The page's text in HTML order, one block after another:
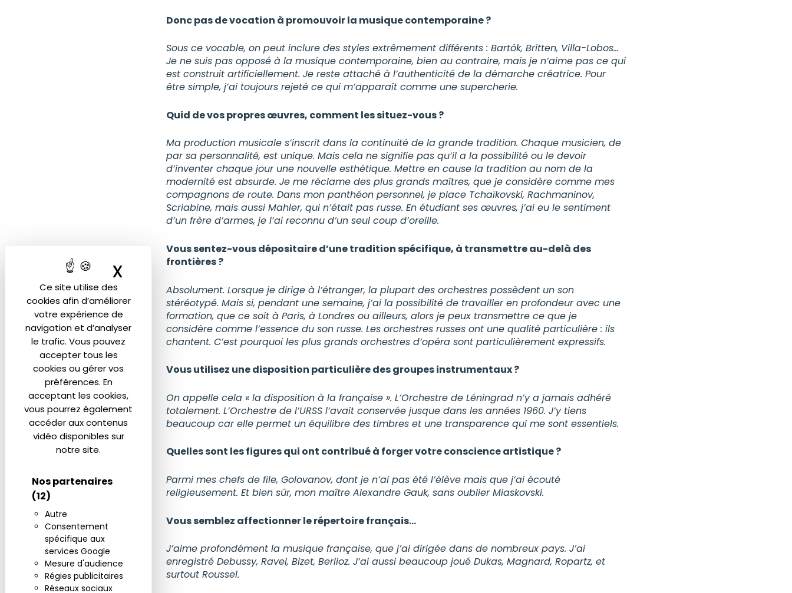
Ce site utilise des
cookies afin d’améliorer
votre expérience de
navigation et d’analyser
le trafic. Vous pouvez
accepter tous les
cookies ou gérer vos
préférences. En
acceptant les cookies,
vous pourrez également
accéder aux contenus
vidéo disponibles sur
notre site.
Nos partenaires
(12)
Autre
Consentement
spécifique aux
services Google
Mesure d'audience
Régies publicitaires
Réseaux sociaux
X Masquer le bandeau des cookies
Donc pas de vocation à promouvoir la musique contemporaine ?
Sous ce vocable, on peut inclure des styles extrêmement différents : Bartók, Britten, Villa-Lobos…
Je ne suis pas opposé à la musique contemporaine, bien au contraire, mais je n’aime pas ce qui
est construit artificiellement. Je reste attaché à l’authenticité de la démarche créatrice. Pour
être simple, j’ai toujours rejeté ce qui m’apparaît comme une supercherie.
Quid de vos propres œuvres, comment les situez-vous ?
Ma production musicale s’inscrit dans la continuité de la grande tradition. Chaque musicien, de
par sa personnalité, est unique. Mais cela ne signifie pas qu’il a la possibilité ou le devoir
d’inventer chaque jour une nouvelle esthétique. Mettre en cause la tradition au nom de la
modernité est absurde. Je me réclame des plus grands maîtres, que je considère comme mes
compagnons de route. Dans mon panthéon personnel, je place Tchaïkovski, Rachmaninov,
Scriabine, mais aussi Mahler, qui n’était pas russe. En étudiant ses œuvres, j’ai eu le sentiment
d’un frère d’armes, je l’ai reconnu d’un seul coup d’oreille.
Vous sentez-vous dépositaire d’une tradition spécifique, à transmettre au-delà des
frontières ?
Absolument. Lorsque je dirige à l’étranger, la plupart des orchestres possèdent un son
stéréotypé. Mais si, pendant une semaine, j’ai la possibilité de travailler en profondeur avec une
formation, que ce soit à Paris, à Londres ou ailleurs, alors je peux transmettre ce que je
considère comme l’essence du son russe. Les orchestres russes ont une qualité particulière : ils
chantent. C’est pourquoi les plus grands orchestres d’opéra sont particulièrement expressifs.
Vous utilisez une disposition particulière des groupes instrumentaux ?
On appelle cela « la disposition à la française ». L’Orchestre de Léningrad n’y a jamais adhéré
totalement. L’Orchestre de l’URSS l’avait conservée jusque dans les années 1960. J’y tiens
beaucoup car elle permet un équilibre des timbres et une transparence qui me sont essentiels.
Quelles sont les figures qui ont contribué à forger votre conscience artistique ?
Parmi mes chefs de file, Golovanov, dont je n’ai pas été l’élève mais que j’ai écouté
religieusement. Et bien sûr, mon maître Alexandre Gauk, sans oublier Miaskovski.
Vous semblez affectionner le répertoire français…
J’aime profondément la musique française, que j’ai dirigée dans de nombreux pays. J’ai
enregistré Debussy, Ravel, Bizet, Berlioz. J’ai aussi beaucoup joué Dukas, Magnard, Ropartz, et
surtout Roussel.